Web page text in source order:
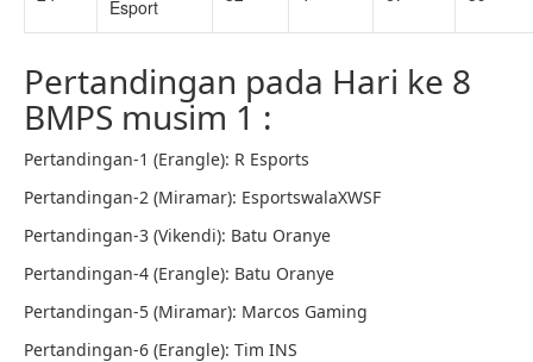
Esport
Pertandingan pada Hari ke 8
BMPS musim 1 :
Pertandingan-1 (Erangle): R Esports
Pertandingan-2 (Miramar): EsportswalaXWSF
Pertandingan-3 (Vikendi): Batu Oranye
Pertandingan-4 (Erangle): Batu Oranye
Pertandingan-5 (Miramar): Marcos Gaming
Pertandingan-6 (Erangle): Tim INS